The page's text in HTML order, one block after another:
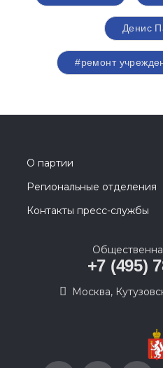
Денис
#ремонт
О партии
Региональные отделения
Контакты пресс-службы
+7 (495)
Москва,